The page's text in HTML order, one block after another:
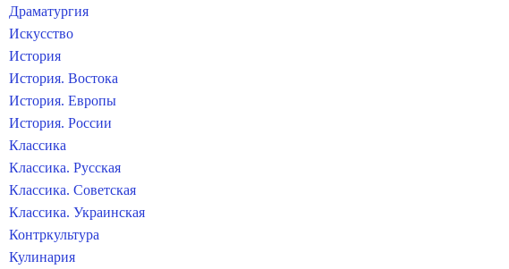
Драматургия
Искусство
История
История. Востока
История. Европы
История. России
Классика
Классика. Русская
Классика. Советская
Классика. Украинская
Контркультура
Кулинария